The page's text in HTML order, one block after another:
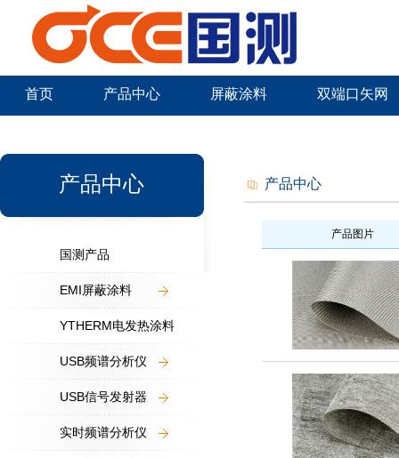
首页 产品中心 屏蔽涂料 双端口矢网
产品中心
国测产品
EMI屏蔽涂料
YTHERM电发热涂料
USB频谱分析仪
USB信号发射器
实时频谱分析仪
产品中心
产品图片